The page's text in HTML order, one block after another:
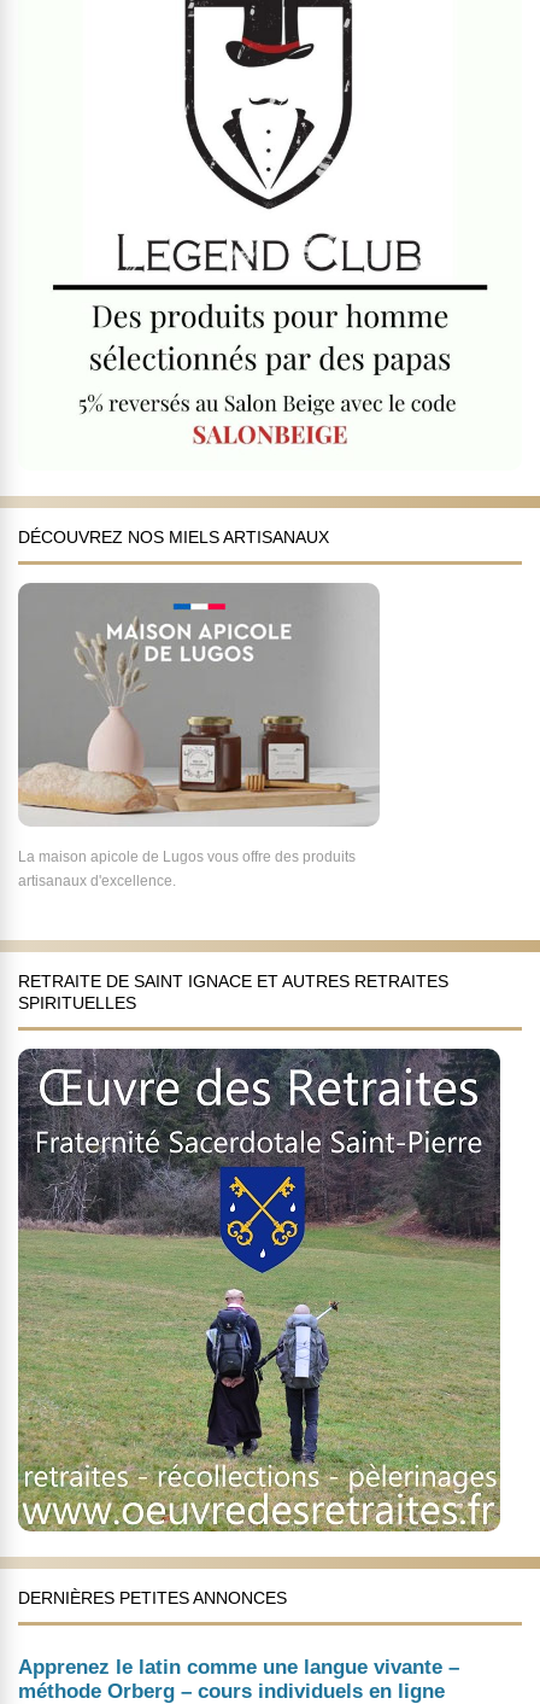
DÉCOUVREZ NOS MIELS ARTISANAUX
La maison apicole de Lugos vous offre des produits
artisanaux d'excellence.
RETRAITE DE SAINT IGNACE ET AUTRES RETRAITES
SPIRITUELLES
DERNIÈRES PETITES ANNONCES
Apprenez le latin comme une langue vivante –
méthode Orberg – cours individuels en ligne